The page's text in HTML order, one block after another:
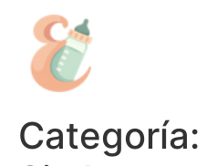
Categoría: